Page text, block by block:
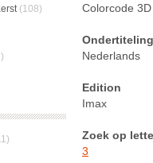
(108) Sinterklaas & Kerst-filter
Televisie-filter toepassen
3 voor €15-filter toepassen
Colorcode
Ondertiteling
Nederlands
Edition
Imax
Zoek op
3